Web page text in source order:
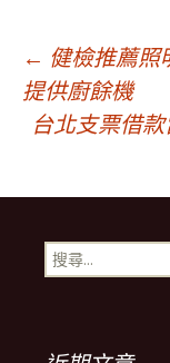
文
章
導
覽
← 健檢推薦照
提供廚餘機
台北支票借
搜
尋